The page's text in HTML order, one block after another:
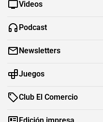
Videos
Podcast
Newsletters
Juegos
Club El Comercio
Edición impresa